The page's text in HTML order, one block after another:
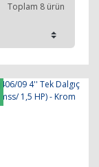
Toplam 8 ürün